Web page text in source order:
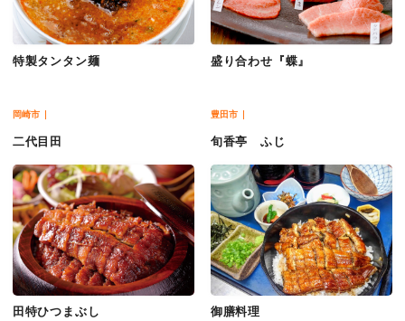
特製タンタン麺 盛り合わせ『蝶』
岡崎市
二代目田
田特ひつまぶし
豊田市
旬香亭 ふじ
御膳料理